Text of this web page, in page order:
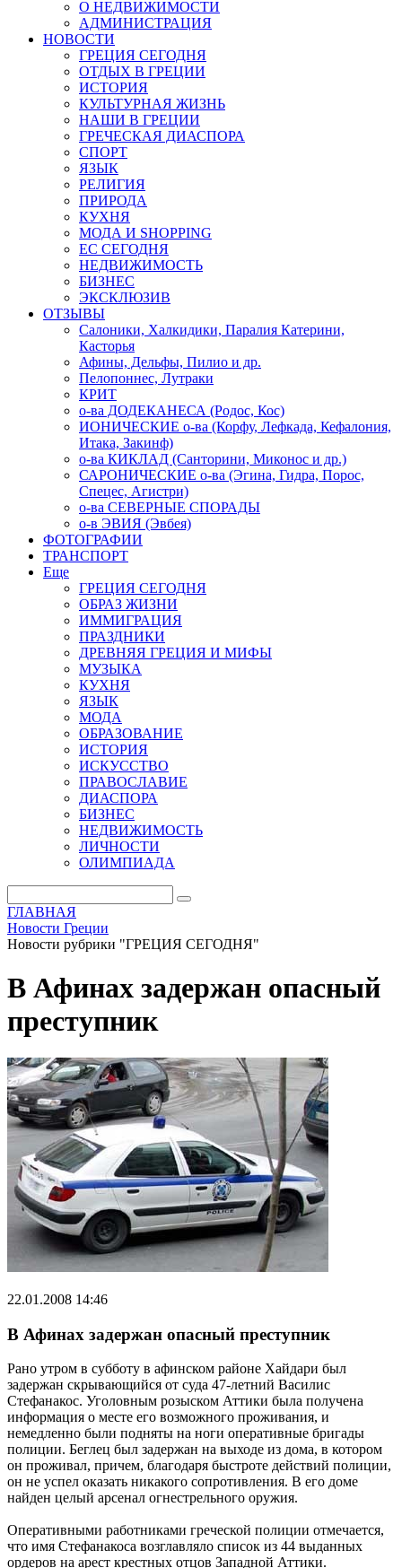
О НЕДВИЖИМОСТИ
АДМИНИСТРАЦИЯ
НОВОСТИ
ГРЕЦИЯ СЕГОДНЯ
ОТДЫХ В ГРЕЦИИ
ИСТОРИЯ
КУЛЬТУРНАЯ ЖИЗНЬ
НАШИ В ГРЕЦИИ
ГРЕЧЕСКАЯ ДИАСПОРА
СПОРТ
ЯЗЫК
РЕЛИГИЯ
ПРИРОДА
КУХНЯ
МОДА И SHOPPING
ЕС СЕГОДНЯ
НЕДВИЖИМОСТЬ
БИЗНЕС
ЭКСКЛЮЗИВ
ОТЗЫВЫ
Салоники, Халкидики, Паралия Катерини,
Касторья
Афины, Дельфы, Пилио и др.
Пелопоннес, Лутраки
КРИТ
о-ва ДОДЕКАНЕСА (Родос, Кос)
ИОНИЧЕСКИЕ о-ва (Корфу, Лефкада, Кефалония,
Итака, Закинф)
о-ва КИКЛАД (Санторини, Миконос и др.)
САРОНИЧЕСКИЕ о-ва (Эгина, Гидра, Порос,
Спецес, Агистри)
о-ва СЕВЕРНЫЕ СПОРАДЫ
о-в ЭВИЯ (Эвбея)
ФОТОГРАФИИ
ТРАНСПОРТ
Еще
ГРЕЦИЯ СЕГОДНЯ
ОБРАЗ ЖИЗНИ
ИММИГРАЦИЯ
ПРАЗДНИКИ
ДРЕВНЯЯ ГРЕЦИЯ И МИФЫ
МУЗЫКА
КУХНЯ
ЯЗЫК
МОДА
ОБРАЗОВАНИЕ
ИСТОРИЯ
ИСКУССТВО
ПРАВОСЛАВИЕ
ДИАСПОРА
БИЗНЕС
НЕДВИЖИМОСТЬ
ЛИЧНОСТИ
ОЛИМПИАДА
ГЛАВНАЯ
Новости Греции
Новости рубрики "ГРЕЦИЯ СЕГОДНЯ"
В Афинах задержан опасный
преступник
22.01.2008 14:46
В Афинах задержан опасный преступник
Рано утром в субботу в афинском районе Хайдари был
задержан скрывающийся от суда 47-летний Василис
Стефанакос. Уголовным розыском Аттики была получена
информация о месте его возможного проживания, и
немедленно были подняты на ноги оперативные бригады
полиции. Беглец был задержан на выходе из дома, в котором
он проживал, причем, благодаря быстроте действий полиции,
он не успел оказать никакого сопротивления. В его доме
найден целый арсенал огнестрельного оружия.
Оперативными работниками греческой полиции отмечается,
что имя Стефанакоса возглавляло список из 44 выданных
ордеров на арест крестных отцов Западной Аттики.